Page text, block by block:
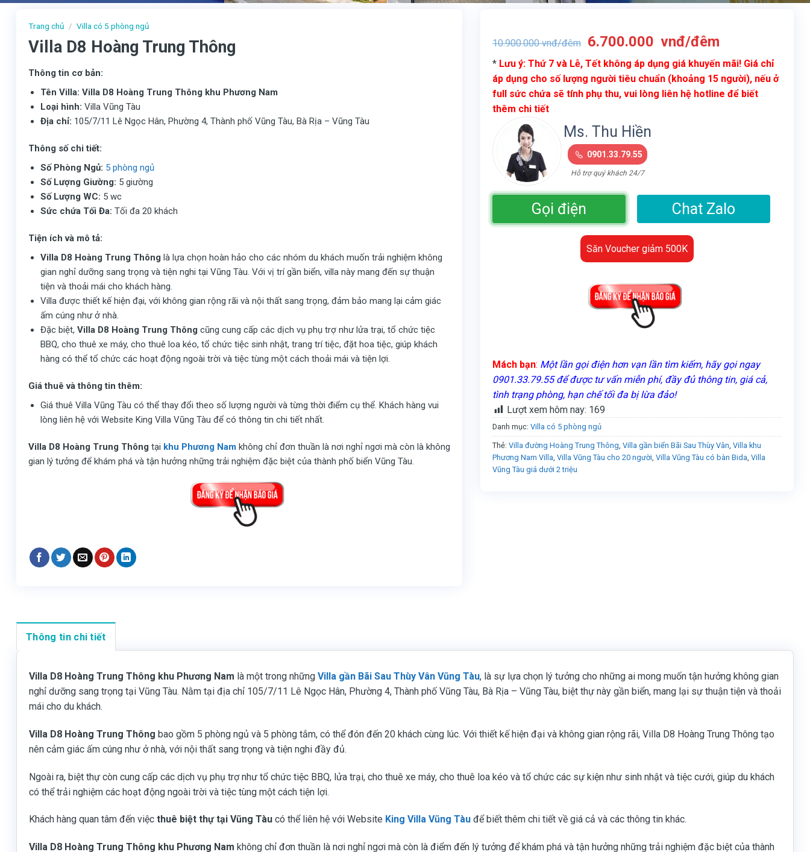
Trang chủ / Villa có 5 phòng ngủ
Villa D8 Hoàng Trung Thông
Thông tin cơ bản:
Tên Villa: Villa D8 Hoàng Trung Thông khu Phương Nam
Loại hình: Villa Vũng Tàu
Địa chỉ: 105/7/11 Lê Ngọc Hân, Phường 4, Thành phố Vũng Tàu, Bà Rịa – Vũng Tàu
Thông số chi tiết:
Số Phòng Ngủ: 5 phòng ngủ
Số Lượng Giường: 5 giường
Số Lượng WC: 5 wc
Sức chứa Tối Đa: Tối đa 20 khách
Tiện ích và mô tả:
Villa D8 Hoàng Trung Thông là lựa chọn hoàn hảo cho các nhóm du khách muốn trải nghiệm không
gian nghỉ dưỡng sang trọng và tiện nghi tại Vũng Tàu. Với vị trí gần biển, villa này mang đến sự thuận
tiện và thoải mái cho khách hàng.
Villa được thiết kế hiện đại, với không gian rộng rãi và nội thất sang trọng, đảm bảo mang lại cảm giác
ấm cúng như ở nhà.
Đặc biệt, Villa D8 Hoàng Trung Thông cũng cung cấp các dịch vụ phụ trợ như lửa trại, tổ chức tiệc
BBQ, cho thuê xe máy, cho thuê loa kéo, tổ chức tiệc sinh nhật, trang trí tiệc, đặt hoa tiệc, giúp khách
hàng có thể tổ chức các hoạt động ngoài trời và tiệc tùng một cách thoải mái và tiện lợi.
Giá thuê và thông tin thêm:
Giá thuê Villa Vũng Tàu có thể thay đổi theo số lượng người và từng thời điểm cụ thể. Khách hàng vui
lòng liên hệ với Website King Villa Vũng Tàu để có thông tin chi tiết nhất.
Villa D8 Hoàng Trung Thông tại khu Phương Nam không chỉ đơn thuần là nơi nghỉ ngơi mà còn là không
gian lý tưởng để khám phá và tận hưởng những trải nghiệm đặc biệt của thành phố biển Vũng Tàu.
10.900.000vnđ/đêm
Giá
gốc
là:
10.900.000
vnđ/
6.700.000 vnđ/đêmGiá
hiện
tại
là:
6.700.000
* Lưu ý: Thứ 7 và Lễ, Tết không áp dụng giá khuyến mãi! Giá chỉ
áp dụng cho số lượng người tiêu chuẩn (khoảng 15 người), nếu ở
full sức chứa sẽ tính phụ thu, vui lòng liên hệ hotline để biết
thêm chi tiết
Ms. Thu Hiền
0901.33.79.55
Hỗ trợ quý khách 24/7
Gọi điện Chat Zalo
Săn Voucher giảm 500K
Mách bạn: Một lần gọi điện hơn vạn lần tìm kiếm, hãy gọi ngay
0901.33.79.55 để được tư vấn miễn phí, đầy đủ thông tin, giá cả,
tình trạng phòng, hạn chế tối đa bị lừa đảo!
Lượt xem hôm nay: 169
Danh mục: Villa có 5 phòng ngủ
Thẻ: Villa đường Hoàng Trung Thông Villa gần biển Bãi Sau Thùy Vân Villa khu
Phương Nam Villa Villa Vũng Tàu cho 20 người Villa Vũng Tàu có bàn Bida Villa
Vũng Tàu giá dưới 2 triệu
Thông tin chi tiết
Villa D8 Hoàng Trung Thông khu Phương Nam là một trong những Villa gần Bãi Sau Thùy Vân Vũng Tàu, là sự lựa chọn lý tưởng cho những ai mong muốn tận hưởng không gian
nghỉ dưỡng sang trọng tại Vũng Tàu. Nằm tại địa chỉ 105/7/11 Lê Ngọc Hân, Phường 4, Thành phố Vũng Tàu, Bà Rịa – Vũng Tàu, biệt thự này gần biển, mang lại sự thuận tiện và thoải
mái cho du khách.
Villa D8 Hoàng Trung Thông bao gồm 5 phòng ngủ và 5 phòng tắm, có thể đón đến 20 khách cùng lúc. Với thiết kế hiện đại và không gian rộng rãi, Villa D8 Hoàng Trung Thông tạo
nên cảm giác ấm cúng như ở nhà, với nội thất sang trọng và tiện nghi đầy đủ.
Ngoài ra, biệt thự còn cung cấp các dịch vụ phụ trợ như tổ chức tiệc BBQ, lửa trại, cho thuê xe máy, cho thuê loa kéo và tổ chức các sự kiện như sinh nhật và tiệc cưới, giúp du khách
có thể trải nghiệm các hoạt động ngoài trời và tiệc tùng một cách tiện lợi.
Khách hàng quan tâm đến việc thuê biệt thự tại Vũng Tàu có thể liên hệ với Website King Villa Vũng Tàu để biết thêm chi tiết về giá cả và các thông tin khác.
Villa D8 Hoàng Trung Thông khu Phương Nam không chỉ đơn thuần là nơi nghỉ ngơi mà còn là điểm đến lý tưởng để khám phá và tận hưởng những trải nghiệm đặc biệt của thành